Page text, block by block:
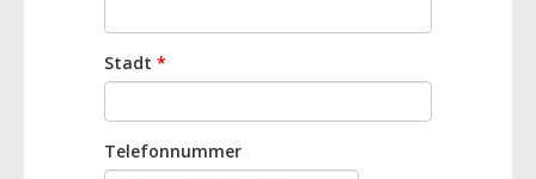
Stadt *
Telefonnummer